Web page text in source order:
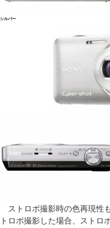
シルバー
ストロボ撮影時の色再現性
トロボ撮影した場合、ストロ